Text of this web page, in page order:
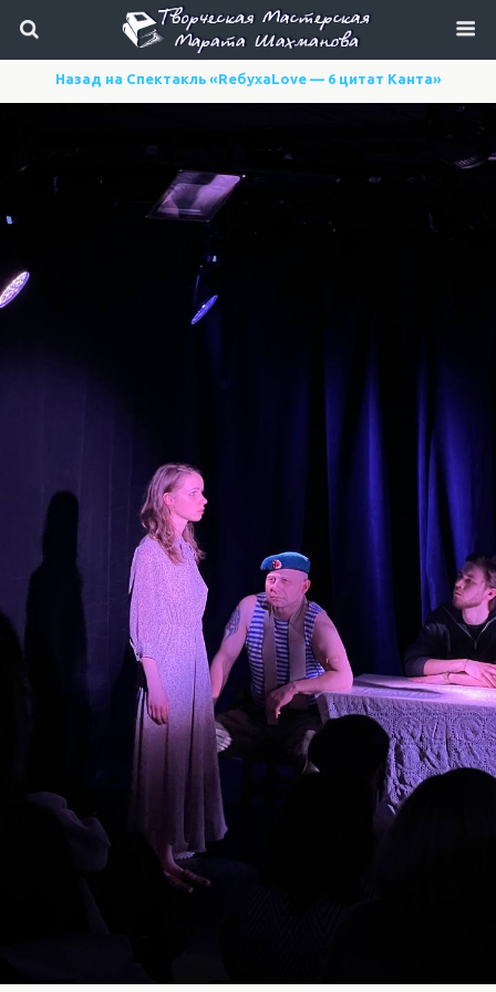
Назад на Спектакль «ReбухаLove — 6 цитат Канта»